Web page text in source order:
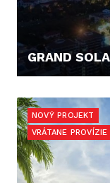
GRAND
NOVÝ PROJEKT
VRÁTANE PROVÍZIE